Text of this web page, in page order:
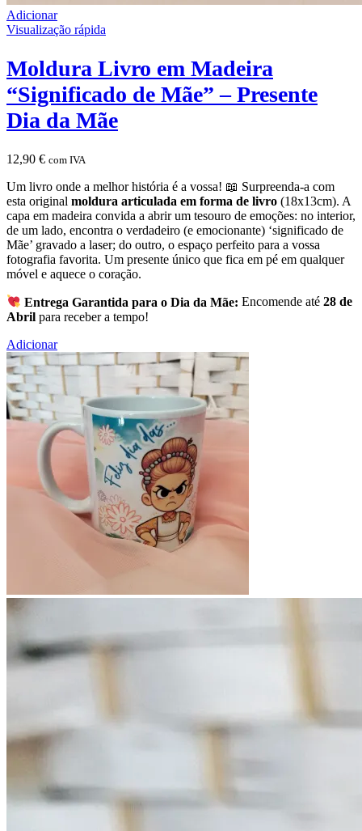
Adicionar
Visualização rápida
Moldura Livro em Madeira
“Significado de Mãe” – Presente
Dia da Mãe
12,90 € com IVA
Um livro onde a melhor história é a vossa! 📖 Surpreenda-a com
esta original moldura articulada em forma de livro (18x13cm). A
capa em madeira convida a abrir um tesouro de emoções: no interior,
de um lado, encontra o verdadeiro (e emocionante) ‘significado de
Mãe’ gravado a laser; do outro, o espaço perfeito para a vossa
fotografia favorita. Um presente único que fica em pé em qualquer
móvel e aquece o coração.
Entrega Garantida para o Dia da Mãe: Encomende até28 de
Abril para receber a tempo!
Adicionar